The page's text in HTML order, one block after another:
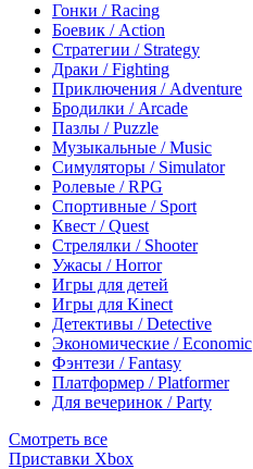
Гонки / Racing
Боевик / Action
Стратегии / Strategy
Драки / Fighting
Приключения / Adventure
Бродилки / Arcade
Пазлы / Puzzle
Музыкальные / Music
Симуляторы / Simulator
Ролевые / RPG
Спортивные / Sport
Квест / Quest
Стрелялки / Shooter
Ужасы / Horror
Игры для детей
Игры для Kinect
Детективы / Detective
Экономические / Economic
Фэнтези / Fantasy
Платформер / Platformer
Для вечеринок / Party
Смотреть все
Приставки Xbox